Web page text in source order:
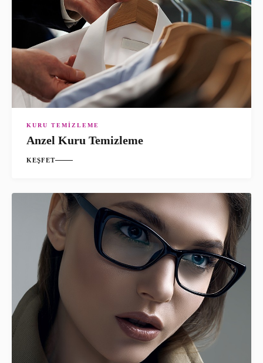
KURU TEMIZLEME
Anzel Kuru Temizleme
KEŞFET